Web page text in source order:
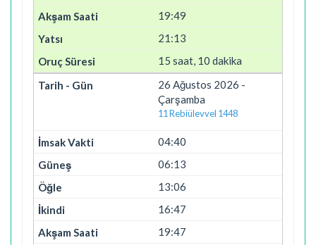
19:49
21:13
15 saat, 10 dakika
26 Ağustos 2026 -
Çarşamba
11 Rebiülevvel 1448
04:40
06:13
13:06
16:47
19:47